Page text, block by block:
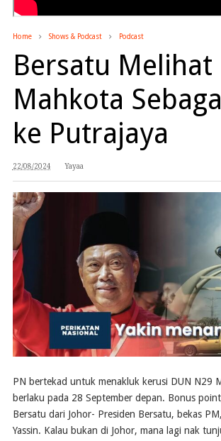
Home Shows & Podcast Podcast
Bersatu Melihat
Mahkota
ke Putrajaya
22/08/2024 Yayaa
PN bertekad untuk menakluk kerusi DUN N29
berlaku pada 28 September depan. Bonus
Bersatu dari Johor- Presiden Bersatu, bekas
Yassin. Kalau bukan di Johor, mana lagi nak